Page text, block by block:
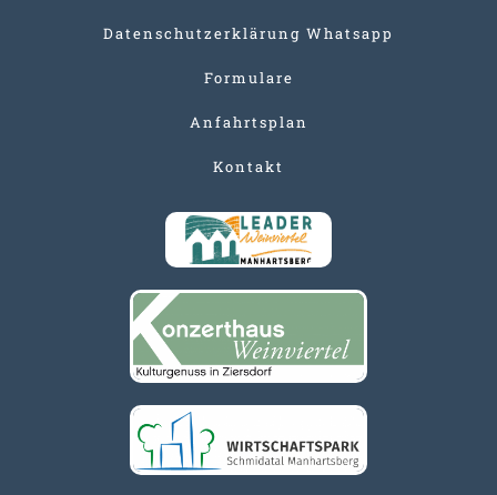
Datenschutzerklärung Whatsapp
Formulare
Anfahrtsplan
Kontakt